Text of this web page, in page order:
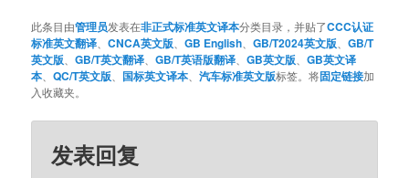
此条目由管理员发表在非正式标准英文译本分类目录，并贴了CCC认证
标准英文翻译、CNCA英文版、GB English、GB/T2024英文版、GB/T
英文版、GB/T英文翻译、GB/T英语版翻译、GB英文版、GB英文译
本、QC/T英文版、 国标英文译本、汽车标准英文版标签。将固定链接加
入收藏夹。
发表回复